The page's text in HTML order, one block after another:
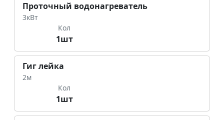
Проточный водонагреватель
3кВт
Кол
1шт
Гиг лейка
2м
Кол
1шт